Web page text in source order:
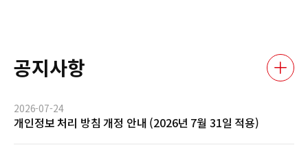
공지사항
2026-07-24
개인정보 처리 방침 개정 안내 (2026년 7월 31일 적용)